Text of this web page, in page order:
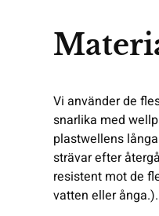
Vi använder de
snarlika med
plastwellens
strävar efter
resistent mot de
vatten eller ånga.).